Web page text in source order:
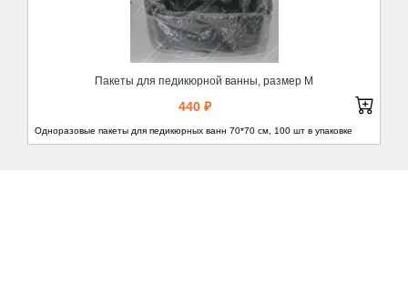
Пакеты для педикюрной ванны, размер М
440 ₽
Одноразовые пакеты для педикюрных ванн 70*70 см, 100 шт в упаковке